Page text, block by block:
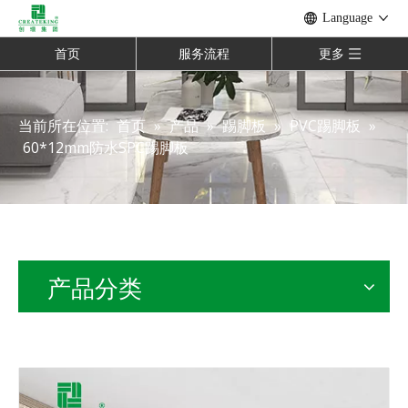
Language
首页 服务流程 更多
当前所在位置: 首页 » 产品 » 踢脚板 » PVC踢脚板 »
60*12mm防水SPC踢脚板
产品分类